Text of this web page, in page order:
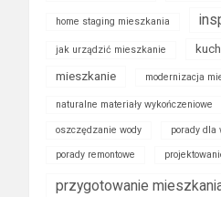
home staging mieszkania
jak urządzić mieszkanie
mieszkanie modernizacja
naturalne materiały wykończeniowe
oszczędzanie wody porady dla
porady remontowe
przygotowanie